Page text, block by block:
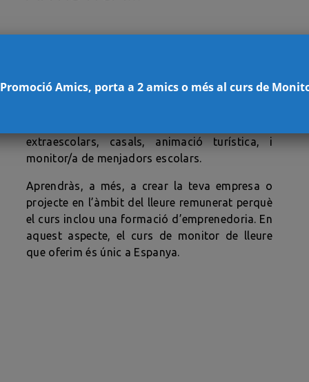
formaràs per trobar feina com a MONITOR/A
extraescolars, casals, animació turística, i
monitor/a de menjadors escolars.
Aprendràs, a més, a crear la teva empresa o
projecte en l’àmbit del lleure remunerat perquè
el curs inclou una formació d’emprenedoria. En
aquest aspecte, el curs de monitor de lleure
que oferim és únic a Espanya.
Amics, porta a 2 amics o més al curs de